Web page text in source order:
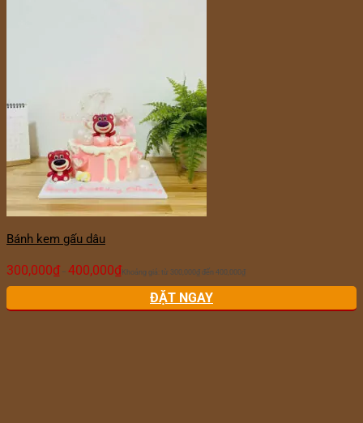
Bánh kem gấu dâu
300,000₫ – 400,000₫ Khoảng giá: từ 300,000₫ đến 400,000₫
ĐẶT NGAY